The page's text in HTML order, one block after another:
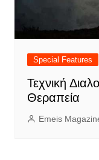
Special Features
Τεχνική
Θεραπεία
Emeis